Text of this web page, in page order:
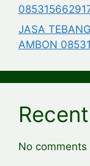
JASA
AMBON
No comments